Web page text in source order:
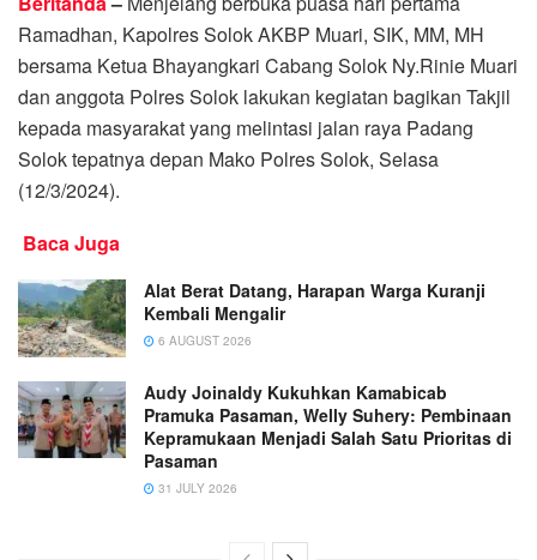
Ramadhan, Kapolres Solok AKBP Muari, SIK, MM, MH
bersama Ketua Bhayangkari Cabang Solok Ny.Rinie Muari
dan anggota Polres Solok lakukan kegiatan bagikan Takjil
kepada masyarakat yang melintasi jalan raya Padang
Solok tepatnya depan Mako Polres Solok, Selasa
(12/3/2024).
Baca Juga
Alat Berat Datang, Harapan Warga Kuranji
Kembali Mengalir
6 AUGUST 2026
Audy Joinaldy Kukuhkan Kamabicab
Pramuka Pasaman, Welly Suhery: Pembinaan
Kepramukaan Menjadi Salah Satu Prioritas di
Pasaman
31 JULY 2026